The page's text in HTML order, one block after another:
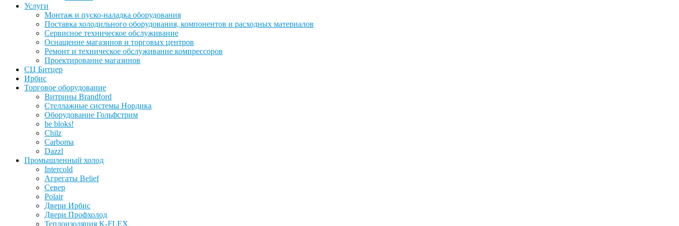
Услуги
Монтаж и пуско-наладка оборудования
Поставка холодильного оборудования, компонентов и расходных материалов
Сервисное техническое обслуживание
Оснащение магазинов и торговых центров
Ремонт и техническое обслуживание компрессоров
Проектирование магазинов
СЦ Битцер
Ирбис
Торговое оборудование
Витрины Brandford
Стеллажные системы Нордика
Оборудование Гольфстрим
be bloks!
Chilz
Carboma
Dazzl
Промышленный холод
Intercold
Агрегаты Belief
Север
Polair
Двери Ирбис
Двери Профхолод
Теплоизоляция K-FLEX